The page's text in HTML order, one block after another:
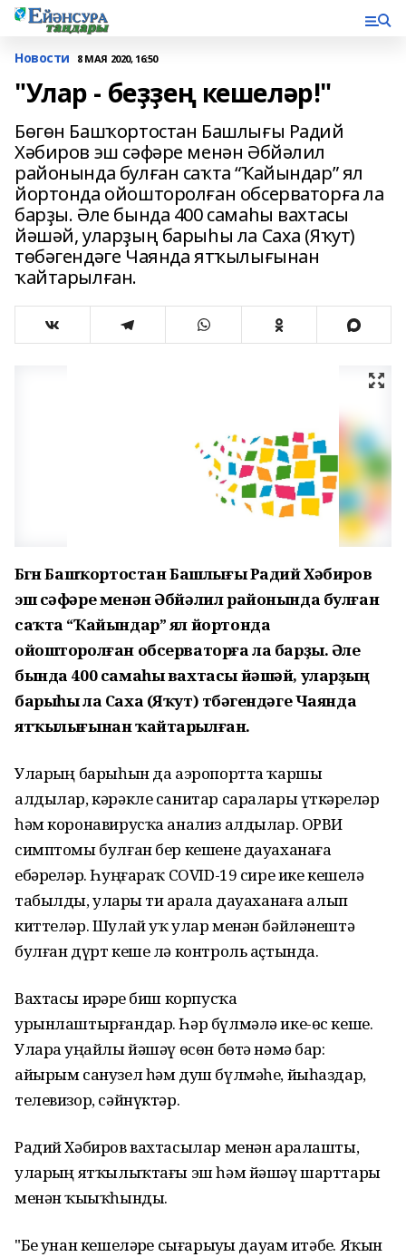
Новости 8 МАЯ 2020, 16:50
"Улар - беҙҙең кешеләр!"
Бөгөн Башҡортостан Башлығы Радий
Хәбиров эш сәфәре менән Әбйәлил
районында булған саҡта “Ҡайындар” ял
йортонда ойошторолған обсерваторға ла
барҙы. Әле бында 400 самаһы вахтасы
йәшәй, уларҙың барыһы ла Саха (Яҡут)
төбәгендәге Чаянда ятҡылығынан
ҡайтарылған.
Бөгөн Башҡортостан Башлығы Радий Хәбиров
эш сәфәре менән Әбйәлил районында булған
саҡта “Ҡайындар” ял йортонда
ойошторолған обсерваторға ла барҙы. Әле
бында 400 самаһы вахтасы йәшәй, уларҙың
барыһы ла Саха (Яҡут) төбәгендәге Чаянда
ятҡылығынан ҡайтарылған.
Уларҙың барыһын да аэропортта ҡаршы
алдылар, кәрәкле санитар саралары үткәрҙеләр
һәм коронавирусҡа анализ алдылар. ОРВИ
симптомы булған бер кешене дауаханаға
ебәрҙеләр. Һуңғараҡ COVID-19 сире ике кешелә
табылды, уларҙы тиҙ арала дауаханаға алып
киттеләр. Шулай уҡ улар менән бәйләнештә
булған дүрт кеше лә контроль аҫтында.
Вахтасы ирҙәрҙе биш корпусҡа
урынлаштырғандар. Һәр бүлмәлә ике-өс кеше.
Уларҙа уңайлы йәшәү өсөн бөтә нәмә бар:
айырым санузел һәм душ бүлмәһе, йыһаздар,
телевизор, сәйнүктәр.
Радий Хәбиров вахтасылар менән аралашты,
уларҙың ятҡылыҡтағы эш һәм йәшәү шарттары
менән ҡыҙыҡһынды.
"Беҙ унан кешеләрҙе сығарыуҙы дауам итәбеҙ. Яҡын